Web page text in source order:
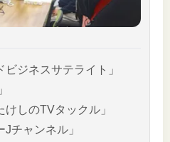
ビジネスサテライト」
けしのTVタックル」
Jチャンネル」